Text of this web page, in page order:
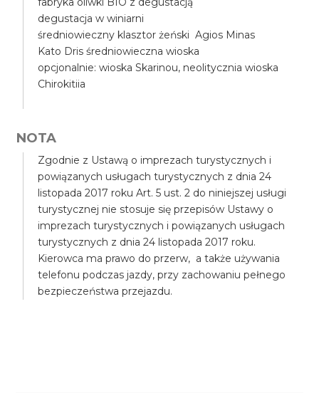
degustacja w winiarni
średniowieczny klasztor żeński Agios Minas
Kato Dris średniowieczna wioska
opcjonalnie: wioska Skarinou, neolitycznia wioska
Chirokitiia
NOTA
Zgodnie z Ustawą o imprezach turystycznych i
powiązanych usługach turystycznych z dnia 24
listopada 2017 roku Art. 5 ust. 2 do niniejszej usługi
turystycznej nie stosuje się przepisów Ustawy o
imprezach turystycznych i powiązanych usługach
turystycznych z dnia 24 listopada 2017 roku.
Kierowca ma prawo do przerw, a także używania
telefonu podczas jazdy, przy zachowaniu pełnego
bezpieczeństwa przejazdu.